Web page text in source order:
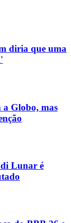
diria que uma
Globo, mas
Lunar é